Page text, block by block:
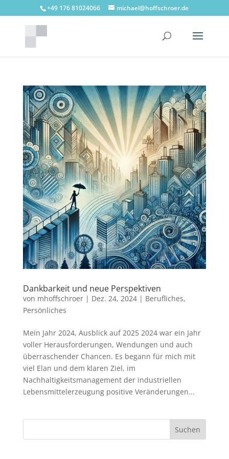
+49 176 81024066 michael@hoffschroer.de
Dankbarkeit und neue Perspektiven
von mhoffschroer| Dez. 24, 2024| Berufliches,
Persönliches
Mein Jahr 2024, Ausblick auf 2025 2024 war ein Jahr
voller Herausforderungen, Wendungen und auch
überraschender Chancen. Es begann für mich mit
viel Elan und dem klaren Ziel, im
Nachhaltigkeitsmanagement der industriellen
Lebensmittelerzeugung positive Veränderungen...
Suchen